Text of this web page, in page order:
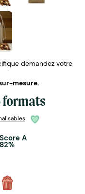
demandez votre
mesure.
formats
Score A
82%